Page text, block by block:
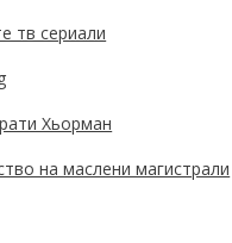
тв сериали
Хьорман
на маслени магистрали